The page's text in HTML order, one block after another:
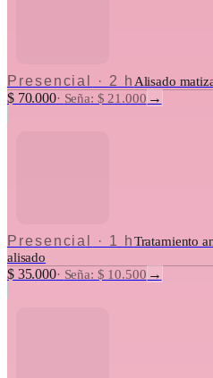
Presencial · 2 hAlisado
$ 70.000· Seña: $ 21.000 →
Presencial · 1 hTratamiento
alisado
$ 35.000· Seña: $ 10.500 →